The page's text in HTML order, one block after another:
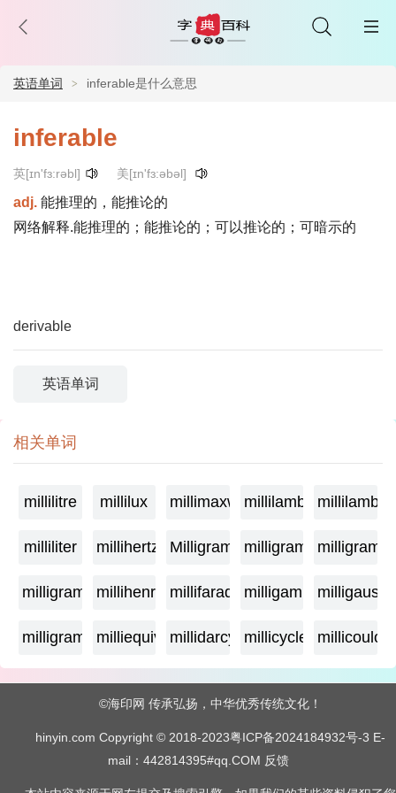
英语单词 inferable是什么意思
inferable
英[ɪn'fɜ:rəbl] 美[ɪn'fɜ:əbəl]
adj. 能推理的，能推论的
网络解释.能推理的；能推论的；可以推论的；可暗示的
derivable
英语单词
相关单词
millilitre millilux millimaxwellmillilambda
milliliter millihertz Milligramagemilligrame
milligrammemillihenry millifarad milligammamilligauss
milligram milliequivalentmillidarcy millicycle
©海印网 传承弘扬，中华优秀传统文化！
hinyin.com Copyright © 2018-2023粤ICP备2024184932号-3 E-
mail：442814395#qq.COM 反馈